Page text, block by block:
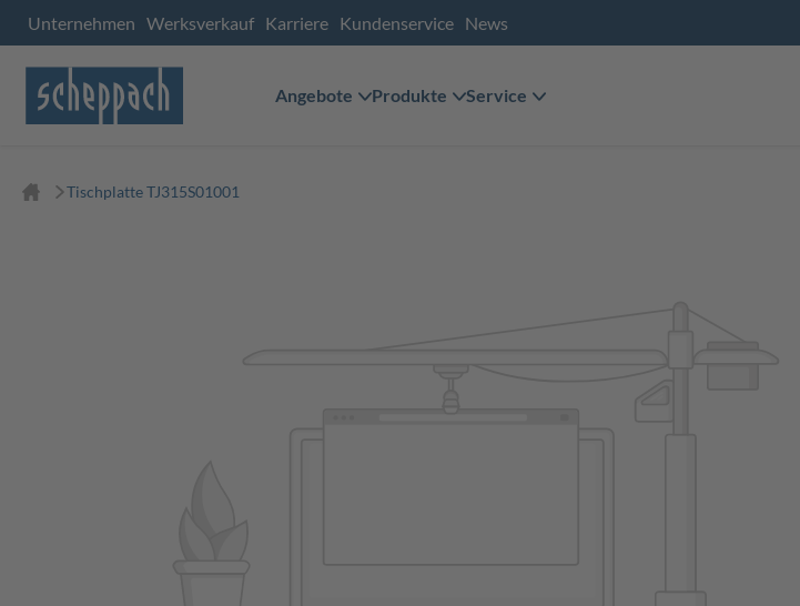
Unternehmen Werksverkauf Karriere Kundenservice News
Angebote Produkte Service
Tischplatte TJ315S01001